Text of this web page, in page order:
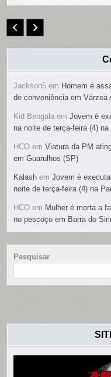
Jackson5 em Homem é
de conveniência em Várzea
Kid Bengala emJovem é
na noite de terça-feira (4)
HCO emViatura da PM
em Guarulhos (SP)
Kalash emJovem é
noite de terça-feira (4) na
HCO em Mulher é morta a
no pescoço em Barra do
Pesquisar